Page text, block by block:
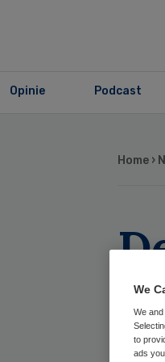
Opinie Podcast
Home ›
We
We
to
ads